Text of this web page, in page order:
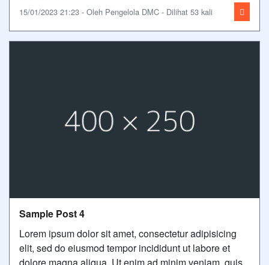
15/01/2023 21:23 - Oleh Pengelola DMC - Dilihat 53 kali
Sample Post 4
Lorem ipsum dolor sit amet, consectetur adipisicing
elit, sed do eiusmod tempor incididunt ut labore et